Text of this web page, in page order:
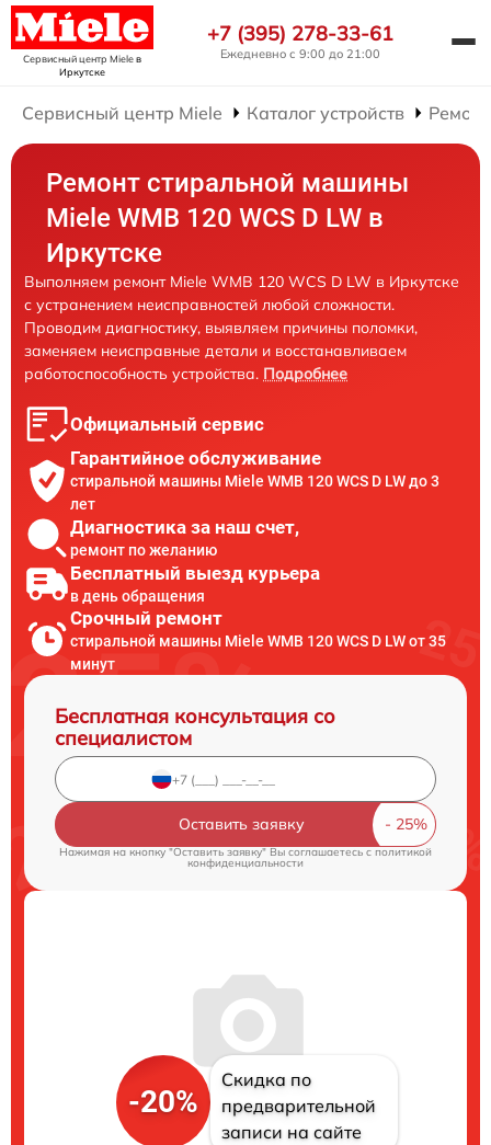
Сервисный центр Mieleв
Иркутске
+7 (395) 278-33-61
Ежедневно с 9:00 до 21:00
Сервисный центр Miele Каталог устройств
Ремонт стиральной машины
Miele WMB 120 WCS D LW в
Иркутске
Выполняем ремонт Miele WMB 120 WCS D LW в Иркутске
с устранением неисправностей любой сложности.
Проводим диагностику, выявляем причины поломки,
заменяем неисправные детали и восстанавливаем
работоспособность устройства. Подробнее
Официальный сервис
Гарантийное обслуживание
стиральной машины Miele WMB 120 WCS D LW до 3
лет
Диагностика за наш счет,
ремонт по желанию
Бесплатный выезд курьера
в день обращения
Срочный ремонт
стиральной машины Miele WMB 120 WCS D LW от 35
минут
Бесплатная консультация со
специалистом
Оставить заявку
Нажимая на кнопку "Оставить заявку" Вы соглашаетесь cполитикой
конфиденциальности
-20%
Скидка по
предварительной
записи на сайте